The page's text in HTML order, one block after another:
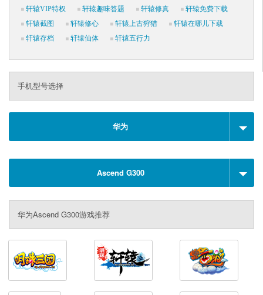
轩辕VIP特权
轩辕趣味答题 轩辕修真
轩辕免费下载
轩辕截图
轩辕修心 轩辕上古狩猎
轩辕在哪儿下载
轩辕存档
轩辕仙体 轩辕五行力
手机型号选择
华为
Ascend G300
华为Ascend G300游戏推荐